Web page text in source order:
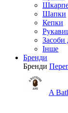
Шапки
Кепки
Засоби
Інше
Бренди
Бренди
A